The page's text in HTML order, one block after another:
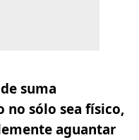
suma
no sólo sea físico,
aguantar